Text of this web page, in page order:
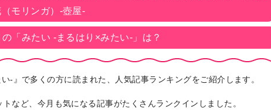
モリンガ）-壺屋-
の「みたい -まるはり×みたい-」は？
-』で多くの方に読まれた、人気記事ランキングをご紹介します。
など、今月も気になる記事がたくさんランクインしました。